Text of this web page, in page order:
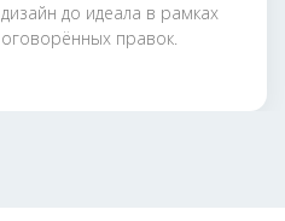
дизайн до идеала в рамках
оговорённых правок.